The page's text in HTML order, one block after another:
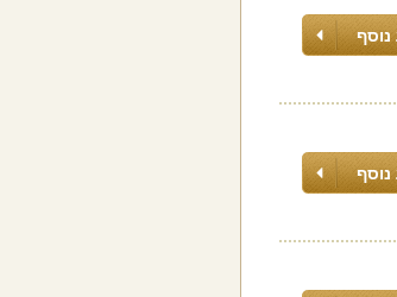
נוסף
נוסף